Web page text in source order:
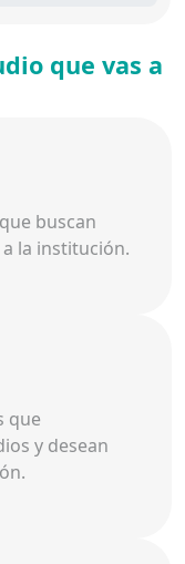
que vas a
buscan
la institución.
que
y desean